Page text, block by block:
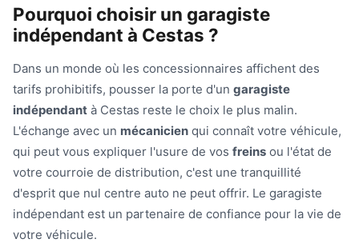
Pourquoi choisir un garagiste
indépendant à Cestas ?
Dans un monde où les concessionnaires affichent des
tarifs prohibitifs, pousser la porte d'un garagiste
indépendant à Cestas reste le choix le plus malin.
L'échange avec un mécanicien qui connaît votre véhicule,
qui peut vous expliquer l'usure de vos freins ou l'état de
votre courroie de distribution, c'est une tranquillité
d'esprit que nul centre auto ne peut offrir. Le garagiste
indépendant est un partenaire de confiance pour la vie de
votre véhicule.